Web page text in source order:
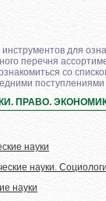
для
перечня
со
ПРАВО.
науки
науки.
науки